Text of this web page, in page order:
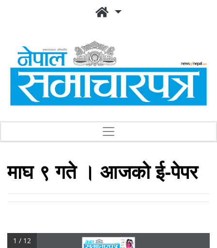
माघ ९ गते । आजको ई-पेपर
1 / 12